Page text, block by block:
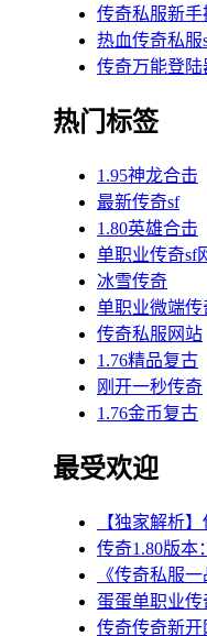
传奇私服新
热血传奇私服
传奇万能登陆
热门标签
1.95神龙合击
最新传奇sf
1.80英雄合击
单职业传奇sf
冰雪传奇
单职业微端传
传奇私服网站
1.76精品复古
刚开一秒传奇
1.76金币复古
最受欢迎
【独家解析
传奇1.80版本
《传奇私服
蛋蛋单职业传
传奇传奇新